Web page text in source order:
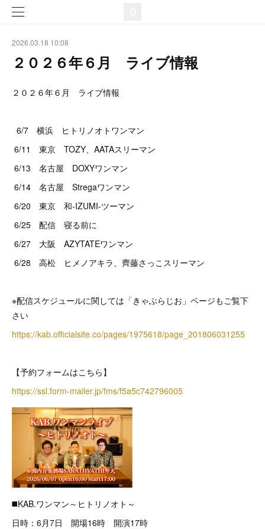
2026.03.18 10:08
２０２６年６月 ライブ情報
２０２６年６月 ライブ情報
6/7 横浜 ヒトリノオトワンマン
6/11 東京 TOZY、AATAスリーマン
6/13 名古屋 DOXYワンマン
6/14 名古屋 Stregaワンマン
6/20 東京 和-IZUMI-ツーマン
6/25 配信 寝る前に
6/27 大阪 AZYTATEワンマン
6/28 高松 ヒメノアキラ、齊藤さっこスリーマン
※配信スケジュールに関しては「きゃぶらじお」ページもご覧下
さい
https://kab.officialsite.co/pages/1975618/page_201806031255
【予約フォームはこちら】
https://ssl.form-mailer.jp/fms/f5a5c742796005
◼️KAB.ワンマン～ヒトリノオト～
日時：6月7日 開場16時 開演17時